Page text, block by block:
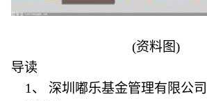
(资料图)
导读
1、 深圳嘟乐基金管理有限公